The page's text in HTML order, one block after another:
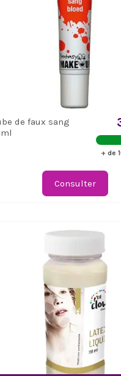
de faux sang
+ de
Consulter